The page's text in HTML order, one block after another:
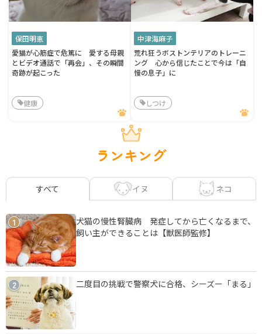
保田明恵
愛猫が心筋症で危篤に 愛する母親
とビデオ通話で「再会」、その瞬間
奇跡が起こった
健康
中津海麻子
荒れ狂うボストンテリアのトレーニ
ング 心から信じたことで今は「自
慢の息子」に
しつけ
ランキング
すべて イヌ ネコ
1
犬猫の慢性腎臓病 発症してから亡くなるまで、
飼い主ができることは【獣医師監修】
2 二度目の挑戦で警察犬に合格、シーズー「まる」